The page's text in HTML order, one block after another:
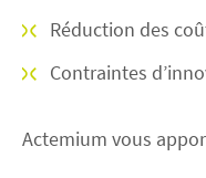
Réduction des
Contraintes
Actemium vous